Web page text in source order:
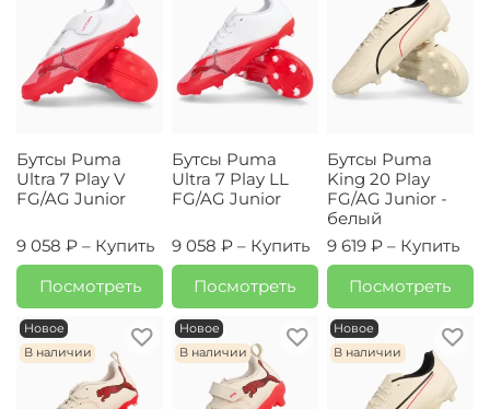
Бутсы Puma
Ultra 7 Play V
FG/AG Junior
9 058 ₽ – Купить
Посмотреть
Бутсы Puma
Ultra 7 Play LL
FG/AG Junior
9 058 ₽ – Купить
Посмотреть
Бутсы Puma
King 20 Play
FG/AG Junior -
белый
9 619 ₽ – Купить
Посмотреть
Новое
В наличии
Новое
В наличии
Новое
В наличии